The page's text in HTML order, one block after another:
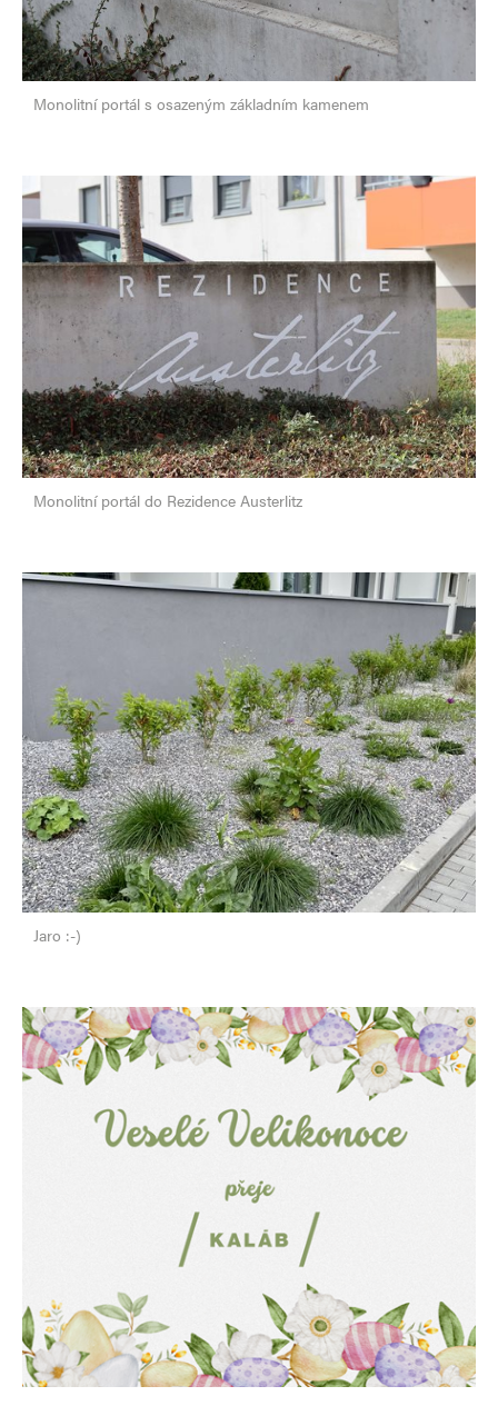
Monolitní portál s osazeným základním kamenem
Monolitní portál do Rezidence Austerlitz
Jaro :-)